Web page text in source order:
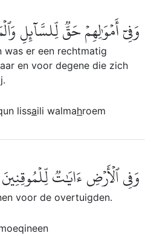
وَفِيٓ أَمۡوَٰلِهِمۡ حَقّٞ لِّلسَّآئِلِ
was er een rechtmatig
en voor degene die zich
lissaili walmahroem
وَفِي ٱلۡأَرۡضِ ءَايَٰتٞ لِّلۡمُوقِنِينَ
voor de overtuigden.